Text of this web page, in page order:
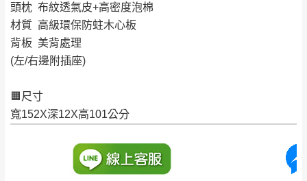
頭枕 布紋透氣皮+高密度泡棉
材質 高級環保防蛀木心板
背板 美背處理
(左/右邊附插座)
🟧尺寸
寬152X深12X高101公分
暫無配送地區 ：彰化、南投、雲林、嘉義、台南、高
雄、屏東、宜蘭、 花蓮、台東、金門、馬祖、澎湖地區
（可於LINE線上詢問 →
加收說明
包裝、廠商紙及所有附隨文件或資料之完整
性)，若未依照上述方式處理，恕無法接受退
貨。
由於透過電腦螢幕選購商品，可能會因個人
退換貨，需自付來回運費及人資成本
訂購前請確認商品尺寸，大型物件因為人工
丈量，難免會有些許誤差值(約正負0.5CM)